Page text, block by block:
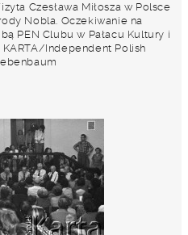
Czesława Miłosza w Polsce
Nobla. Oczekiwanie na
PEN Clubu w Pałacu Kultury i
Independent Polish